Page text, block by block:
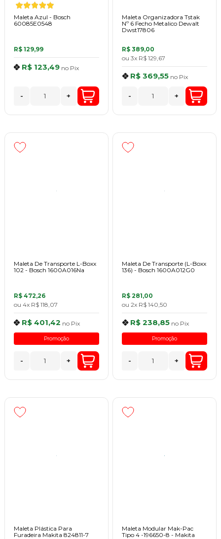
Maleta Azul - Bosch
60085E0548
R$ 129,99
R$ 123,49 no Pix
- +
Maleta Organizadora Tstak
Nº 6 Fecho Metalico Dewalt
Dwst17806
R$ 389,00
ou 3x R$ 129,67
R$ 369,55 no Pix
- +
Maleta De Transporte L-Boxx
102 - Bosch 1600A016Na
R$ 472,26
ou 4x R$ 118,07
R$ 401,42 no Pix
Promoção
- +
Maleta De Transporte (L-Boxx
136) - Bosch 1600A012G0
R$ 281,00
ou 2x R$ 140,50
R$ 238,85 no Pix
Promoção
- +
Maleta Plástica Para
Furadeira Makita 824811-7
Maleta Modular Mak-Pac
Tipo 4 -196650-8 - Makita